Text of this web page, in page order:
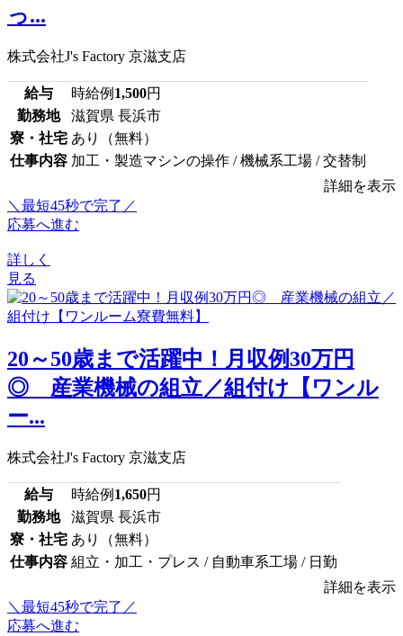
っ...
株式会社J's Factory 京滋支店
給与 時給例 1,500円
勤務地
滋賀県 長浜市
寮・社宅 あり（無料）
仕事内容 加工・製造マシンの操作 / 機械系工場 / 交替制
詳細を表示
＼最短45秒で完了／
応募へ進む
詳しく
見る
20～50歳まで活躍中！月収例30万円
◎ 産業機械の組立／組付け【ワンル
ー...
株式会社J's Factory 京滋支店
給与 時給例 1,650円
勤務地
滋賀県 長浜市
寮・社宅 あり（無料）
仕事内容 組立・加工・プレス / 自動車系工場 / 日勤
詳細を表示
＼最短45秒で完了／
応募へ進む